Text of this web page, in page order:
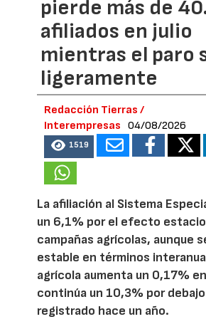
pierde más de
afiliados en julio
mientras el paro
ligeramente
Redacción Tierras /
Interempresas
04/08/2026
1519
La afiliación al Sistema
un 6,1% por el efecto
campañas agrícolas, aunque
estable en términos
agrícola aumenta un 0,17%
continúa un 10,3% por
registrado hace un año.